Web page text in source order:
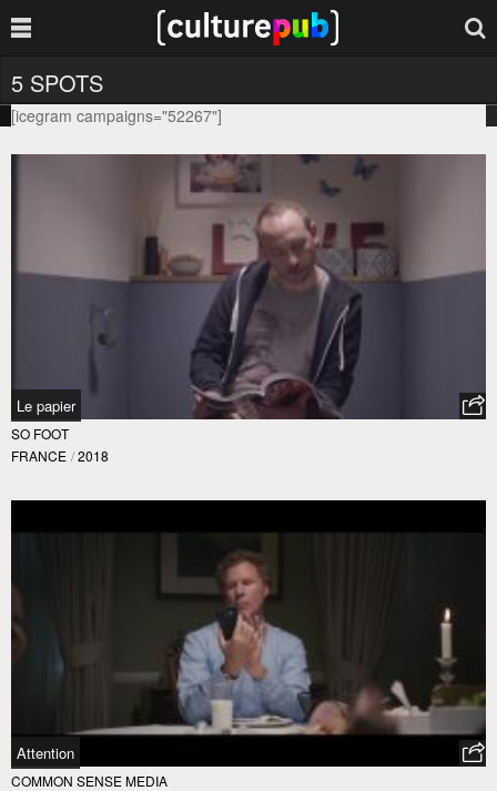
5 SPOTS
[icegram campaigns="52267"]
Le papier
SO FOOT
FRANCE / 2018
Attention
COMMON SENSE MEDIA